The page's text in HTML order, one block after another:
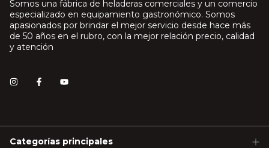
Somos una fábrica de heladeras comerciales y un comercio
especializado en equipamiento gastronómico. Somos
apasionados por brindar el mejor servicio desde hace más
de 50 años en el rubro, con la mejor relación precio, calidad
y atención
Categorías principales